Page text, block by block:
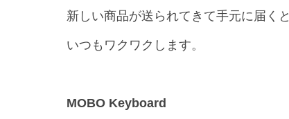
新しい商品が送られてきて手元に届くと
いつもワクワクします。
MOBO Keyboard